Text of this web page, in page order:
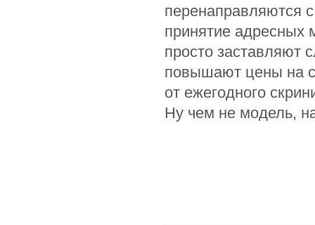
перенаправляются
принятие адресных
просто заставляют
повышают цены на
от ежегодного
Ну чем не модель,